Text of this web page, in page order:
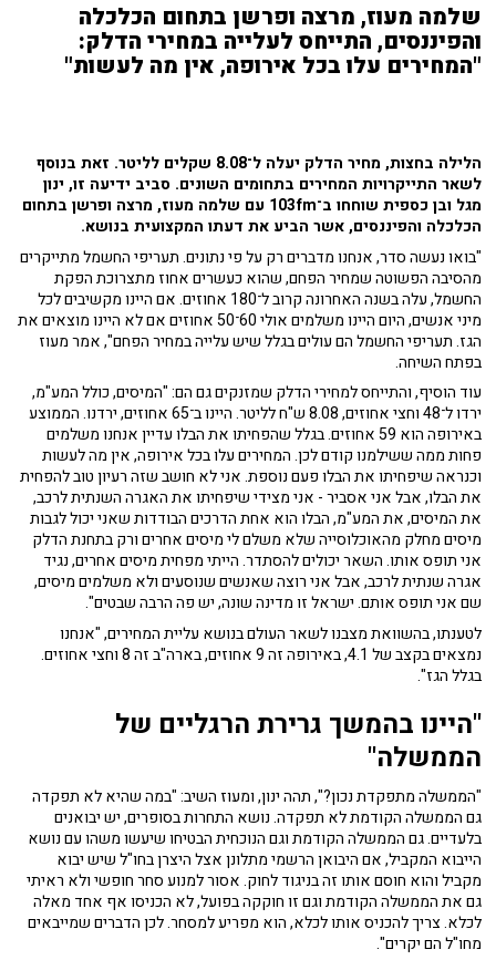
שלמה מעוז, מרצה ופרשן בתחום הכלכלה
והפיננסים, התייחס לעלייה במחירי הדלק:
"המחירים עלו בכל אירופה, אין מה לעשות"
הלילה בחצות, מחיר הדלק יעלה ל־8.08 שקלים לליטר. זאת בנוסף
לשאר התייקרויות המחירים בתחומים השונים. סביב ידיעה זו, ינון
מגל ובן כספית שוחחו ב־103fm עם שלמה מעוז, מרצה ופרשן בתחום
הכלכלה והפיננסים, אשר הביע את דעתו המקצועית בנושא.
"בואו נעשה סדר, אנחנו מדברים רק על פי נתונים. תעריפי החשמל מתייקרים
מהסיבה הפשוטה שמחיר הפחם, שהוא כעשרים אחוז מתצרוכת הפקת
החשמל, עלה בשנה האחרונה קרוב ל־180 אחוזים. אם היינו מקשיבים לכל
מיני אנשים, היום היינו משלמים אולי 60־50 אחוזים אם לא היינו מוצאים את
הגז. תעריפי החשמל הם עולים בגלל שיש עלייה במחיר הפחם", אמר מעוז
בפתח השיחה.
עוד הוסיף, והתייחס למחירי הדלק שמזנקים גם הם: "המיסים, כולל המע"מ,
ירדו ל־48 וחצי אחוזים, 8.08 ש"ח לליטר. היינו ב־65 אחוזים, ירדנו. הממוצע
באירופה הוא 59 אחוזים. בגלל שהפחיתו את הבלו עדיין אנחנו משלמים
פחות ממה ששילמנו קודם לכן. המחירים עלו בכל אירופה, אין מה לעשות
וכנראה שיפחיתו את הבלו פעם נוספת. אני לא חושב שזה רעיון טוב להפחית
את הבלו, אבל אני אסביר - אני מצידי שיפחיתו את האגרה השנתית לרכב,
את המיסים, את המע"מ, הבלו הוא אחת הדרכים הבודדות שאני יכול לגבות
מיסים מחלק מהאוכלוסייה שלא משלם לי מיסים אחרים ורק בתחנת הדלק
אני תופס אותו. השאר יכולים להסתדר. הייתי מפחית מיסים אחרים, נגיד
אגרה שנתית לרכב, אבל אני רוצה שאנשים שנוסעים ולא משלמים מיסים,
שם אני תופס אותם. ישראל זו מדינה שונה, יש פה הרבה שבטים".
לטענתו, בהשוואת מצבנו לשאר העולם בנושא עליית המחירים, "אנחנו
נמצאים בקצב של 4.1, באירופה זה 9 אחוזים, בארה"ב זה 8 וחצי אחוזים.
בגלל הגז".
"היינו בהמשך גרירת הרגליים של
הממשלה"
"הממשלה מתפקדת נכון?", תהה ינון, ומעוז השיב: "במה שהיא לא תפקדה
גם הממשלה הקודמת לא תפקדה. נושא התחרות בסופרים, יש יבואנים
בלעדיים. גם הממשלה הקודמת וגם הנוכחית הבטיחו שיעשו משהו עם נושא
הייבוא המקביל, אם היבואן הרשמי מתלונן אצל היצרן בחו"ל שיש יבוא
מקביל והוא חוסם אותו זה בניגוד לחוק. אסור למנוע סחר חופשי ולא ראיתי
גם את הממשלה הקודמת וגם זו חוקקה בפועל, לא הכניסו אף אחד מאלה
לכלא. צריך להכניס אותו לכלא, הוא מפריע למסחר. לכן הדברים שמייבאים
מחו"ל הם יקרים".